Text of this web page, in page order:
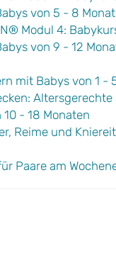
von 5 - 8
Modul 4:
von 9 - 12
mit Babys von 1 -
Altersgerechte
- 18 Monaten
Reime und
Paare am